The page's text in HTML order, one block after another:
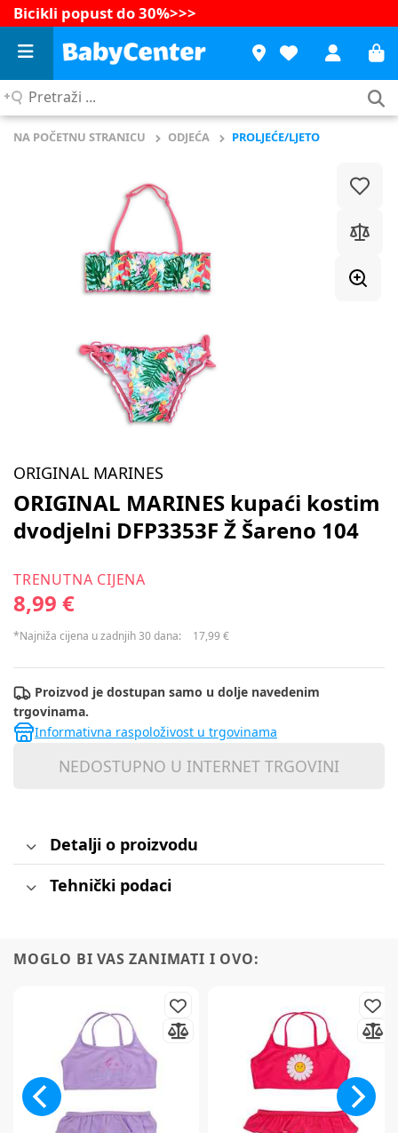
Bicikli popust do 30%>>>
Pretraži
NA POČETNU STRANICU ODJEĆA PROLJEĆE/LJETO
ORIGINAL MARINES
ORIGINAL MARINES kupaći kostim
dvodjelni DFP3353F Ž Šareno 104
TRENUTNA CIJENA
8,99 €
*Najniža cijena u zadnjih 30 dana: 17,99 €
Proizvod je dostupan samo u dolje navedenim
trgovinama.
Informativna raspoloživost u trgovinama
NEDOSTUPNO U INTERNET TRGOVINI
Detalji o proizvodu
Tehnički podaci
MOGLO BI VAS ZANIMATI I OVO: